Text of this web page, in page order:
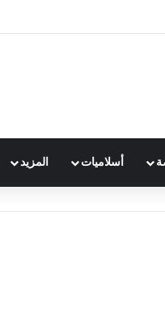
أسلاميات المزيد